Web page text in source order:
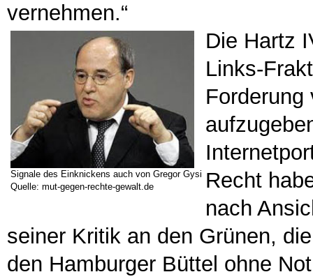
vernehmen.“
Signale des Einknickens auch von Gregor Gysi
Quelle: mut-gegen-rechte-gewalt.de
Die Hartz
Links-
Forderung
Recht
nach
seiner Kritik an den Grünen,
den Hamburger Büttel ohne